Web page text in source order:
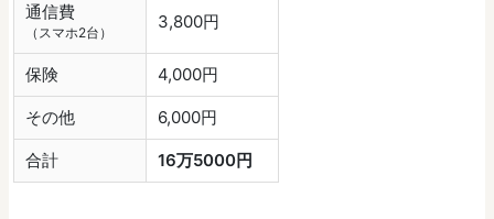
通信費
（スマホ2台）
3,800円
保険 4,000円
その他 6,000円
合計 16万5000円